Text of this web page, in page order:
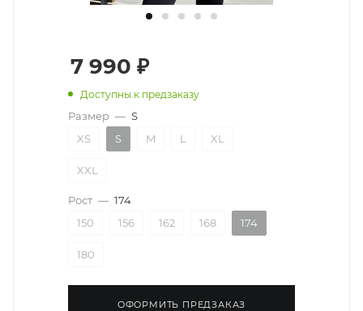
7 990 ₽
Доступны к предзаказу
Размер — S
XS
S M L XL
XXL
Рост — 174
150
156 162 168 174
180
ОФОРМИТЬ ПРЕДЗАКАЗ